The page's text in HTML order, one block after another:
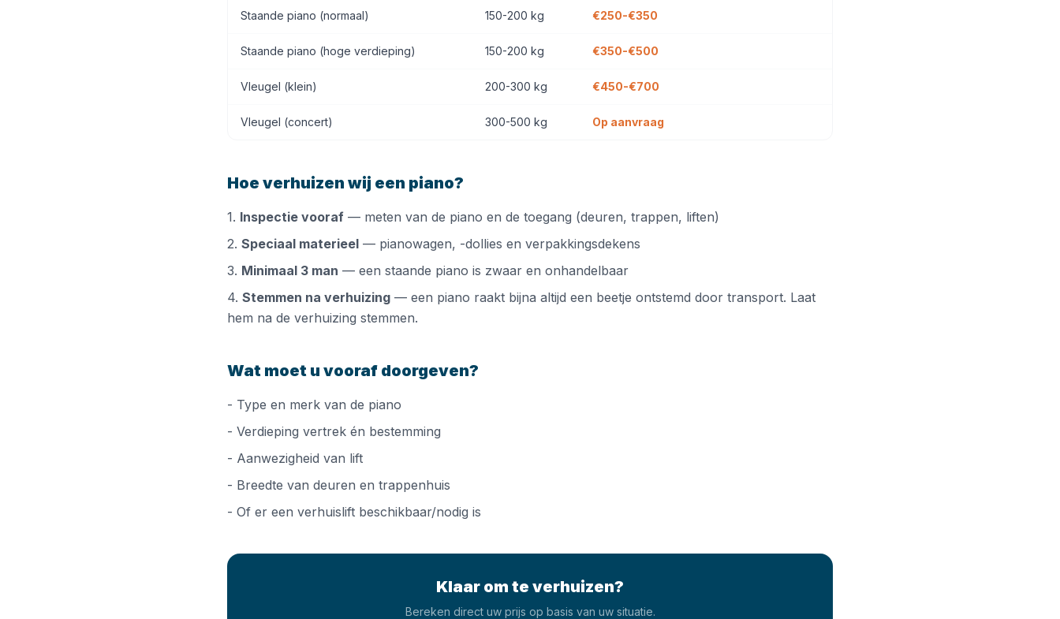
Staande piano (normaal) 150-200 kg €250-€350
Staande piano (hoge verdieping) 150-200 kg €350-€500
Vleugel (klein) 200-300 kg €450-€700
Vleugel (concert) 300-500 kg Op aanvraag
Hoe verhuizen wij een piano?
1. Inspectie vooraf — meten van de piano en de toegang (deuren, trappen, liften)
2. Speciaal materieel — pianowagen, -dollies en verpakkingsdekens
3. Minimaal 3 man — een staande piano is zwaar en onhandelbaar
4. Stemmen na verhuizing — een piano raakt bijna altijd een beetje ontstemd door transport. Laat
hem na de verhuizing stemmen.
Wat moet u vooraf doorgeven?
- Type en merk van de piano
- Verdieping vertrek én bestemming
- Aanwezigheid van lift
- Breedte van deuren en trappenhuis
- Of er een verhuislift beschikbaar/nodig is
Klaar om te verhuizen?
Bereken direct uw prijs op basis van uw situatie.